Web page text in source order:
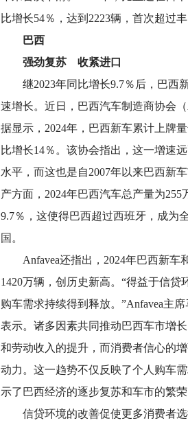
比增长54％，达到2223辆，首次超过
巴西
强劲复苏 收紧进口
继2023年同比增长9.7％后，巴西
速增长。近日，巴西汽车制造商协会
据显示，2024年，巴西新车累计上牌
比增长14％。该协会指出，这一增速
水平，而这也是自2007年以来巴西新
产方面，2024年巴西汽车总产量为255
9.7％，这使得巴西超过西班牙，成为
国。
Anfavea还指出，2024年巴西新车
1420万辆，创历史新高。“得益于信贷
购车需求持续得到释放。”Anfavea主席
表示。诸多因素共同推动巴西车市增
和劳动收入的提升，而消费者信心的
动力。这一趋势不仅反映了个人购车
示了巴西经济的逐步复苏和车市的繁
信贷环境的改善促使更多消费者选